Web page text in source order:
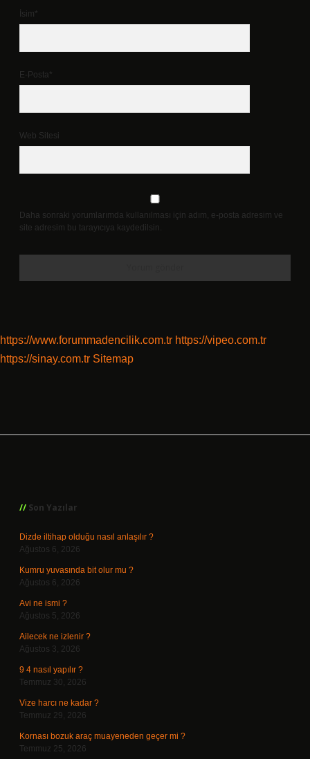
İsim*
E-Posta*
Web Sitesi
Daha sonraki yorumlarımda kullanılması için adım, e-posta adresim ve
site adresim bu tarayıcıya kaydedilsin.
https://www.forummadencilik.com.tr https://vipeo.com.tr
https://sinay.com.tr Sitemap
Son Yazılar
Dizde iltihap olduğu nasıl anlaşılır ?
Ağustos 6, 2026
Kumru yuvasında bit olur mu ?
Ağustos 6, 2026
Avi ne ismi ?
Ağustos 5, 2026
Ailecek ne izlenir ?
Ağustos 3, 2026
9 4 nasıl yapılır ?
Temmuz 30, 2026
Vize harcı ne kadar ?
Temmuz 29, 2026
Kornası bozuk araç muayeneden geçer mi ?
Temmuz 25, 2026